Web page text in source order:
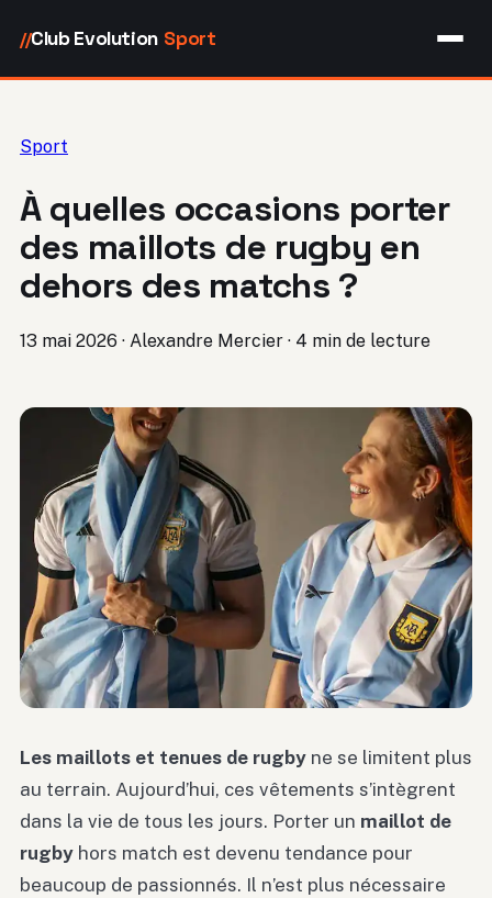
//Club Evolution Sport
Sport
À quelles occasions porter
des maillots de rugby en
dehors des matchs ?
13 mai 2026 · Alexandre Mercier · 4 min de lecture
Les maillots et tenues de rugby ne se limitent plus
au terrain. Aujourd’hui, ces vêtements s’intègrent
dans la vie de tous les jours. Porter un maillot de
rugby hors match est devenu tendance pour
beaucoup de passionnés. Il n’est plus nécessaire